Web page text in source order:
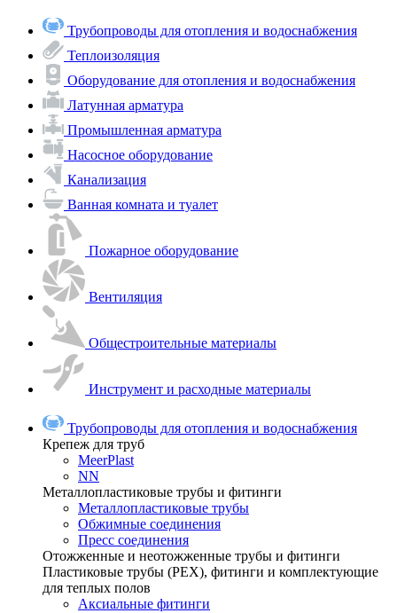
Трубопроводы для отопления и водоснабжения
Теплоизоляция
Оборудование для отопления и водоснабжения
Латунная арматура
Промышленная арматура
Насосное оборудование
Канализация
Ванная комната и туалет
Пожарное оборудование
Вентиляция
Общестроительные материалы
Инструмент и расходные материалы
Трубопроводы для отопления и водоснабжения
Крепеж для труб
MeerPlast
NN
Металлопластиковые трубы и фитинги
Металлопластиковые трубы
Обжимные соединения
Пресс соединения
Отожженные и неотожженные трубы и фитинги
Пластиковые трубы (РЕХ), фитинги и комплектующие
для теплых полов
Аксиальные фитинги